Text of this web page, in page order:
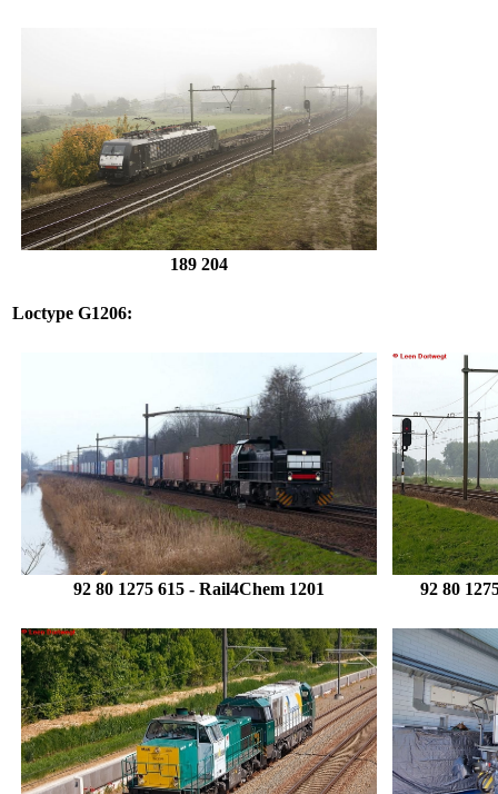
189 204
Loctype G1206:
92 80 1275 615 - Rail4Chem 1201 92 80